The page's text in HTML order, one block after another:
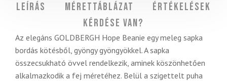
Leírás Mérettáblázat
Értékelések
Kérdése van?
Az elegáns GOLDBERGH Hope Beanie egy meleg sapka
bordás kötésből, gyöngy gyöngyökkel. A sapka
összecsukható övvel rendelkezik, aminek köszönhetően
alkalmazkodik a fej méretéhez. Belül a szigettelt puha